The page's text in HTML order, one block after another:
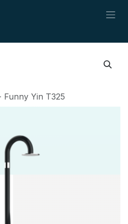
Funny Yin T325